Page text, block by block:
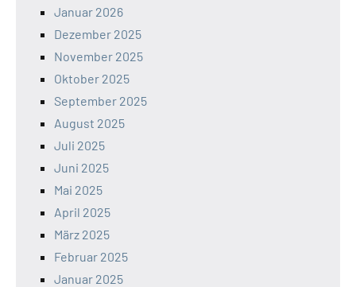
Januar 2026
Dezember 2025
November 2025
Oktober 2025
September 2025
August 2025
Juli 2025
Juni 2025
Mai 2025
April 2025
März 2025
Februar 2025
Januar 2025